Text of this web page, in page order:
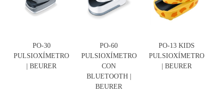
PO-30
PULSIOXÍMETRO
| BEURER
PO-60
PULSIOXÍMETRO
CON
BLUETOOTH |
BEURER
PO-13 KIDS
PULSIOXÍMETRO
| BEURER